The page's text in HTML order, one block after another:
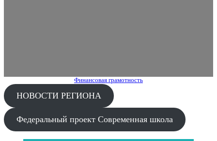
Финансовая грамотность
НОВОСТИ РЕГИОНА
Федеральный проект Современная школа